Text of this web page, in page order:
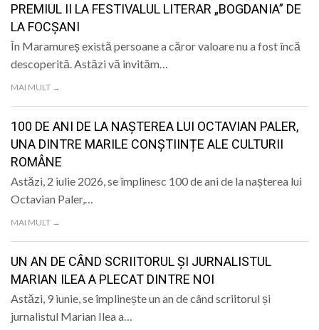
PREMIUL II LA FESTIVALUL LITERAR „BOGDANIA” DE
LA FOCȘANI
În Maramureș există persoane a căror valoare nu a fost încă
descoperită. Astăzi vă invităm…
MAI MULT →
100 DE ANI DE LA NAȘTEREA LUI OCTAVIAN PALER,
UNA DINTRE MARILE CONȘTIINȚE ALE CULTURII
ROMÂNE
Astăzi, 2 iulie 2026, se împlinesc 100 de ani de la nașterea lui
Octavian Paler,…
MAI MULT →
UN AN DE CÂND SCRIITORUL ȘI JURNALISTUL
MARIAN ILEA A PLECAT DINTRE NOI
Astăzi, 9 iunie, se împlinește un an de când scriitorul și
jurnalistul Marian Ilea a…